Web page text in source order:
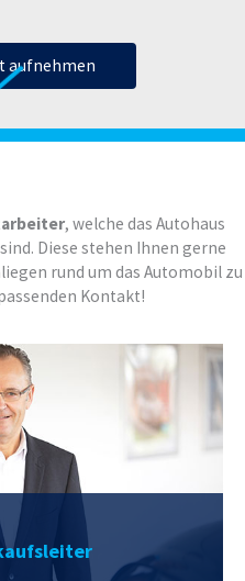
aufnehmen
, welche das Autohaus
Diese stehen Ihnen gerne
rund um das Automobil zu
Kontakt!
98 - 10
98 - 26